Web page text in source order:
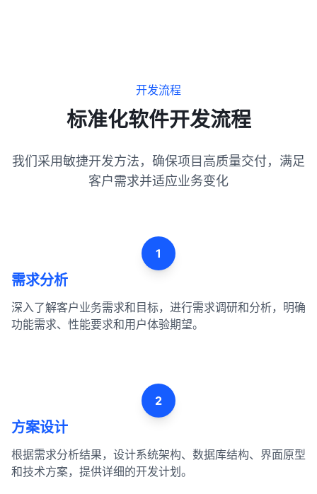
开发流程
标准化软件开发流程
我们采用敏捷开发方法，确保项目高质量交付，满足
客户需求并适应业务变化
需求分析
深入了解客户业务需求和目标，进行需求调研和分析，明确
功能需求、性能要求和用户体验期望。
1
2
方案设计
根据需求分析结果，设计系统架构、数据库结构、界面原型
和技术方案，提供详细的开发计划。